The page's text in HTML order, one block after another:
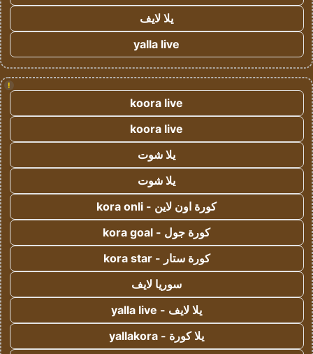
يلا لايف
yalla live
!
koora live
koora live
يلا شوت
يلا شوت
كورة اون لاين - kora onli
كورة جول - kora goal
كورة ستار - kora star
سوريا لايف
يلا لايف - yalla live
يلا كورة - yallakora